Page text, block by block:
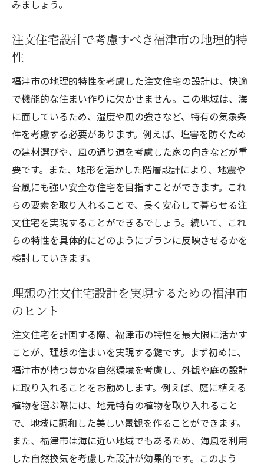
みましょう。
注文住宅設計で考慮すべき福津市の地理的特
性
福津市の地理的特性を考慮した注文住宅の設計は、快適
で機能的な住まい作りに欠かせません。この地域は、海
に面しているため、湿度や風の強さなど、特有の気象条
件を考慮する必要があります。例えば、塩害を防ぐため
の建材選びや、風の通り道を考慮した家の向きなどが重
要です。また、地形を活かした階層設計により、地震や
台風にも強い安全な住宅を目指すことができます。これ
らの要素を取り入れることで、長く安心して暮らせる注
文住宅を実現することができるでしょう。続いて、これ
らの特性を具体的にどのようにプランに反映させるかを
検討していきます。
理想の注文住宅設計を実現するための福津市
のヒント
注文住宅を計画する際、福津市の特性を最大限に活かす
ことが、理想の住まいを実現する鍵です。まず初めに、
福津市が持つ豊かな自然環境を考慮し、外観や庭の設計
に取り入れることをお勧めします。例えば、庭に植える
植物を選ぶ際には、地元特有の植物を取り入れること
で、地域に調和した美しい景観を作ることができます。
また、福津市は海に近い地域でもあるため、海風を利用
した自然換気を考慮した設計が効果的です。このよう